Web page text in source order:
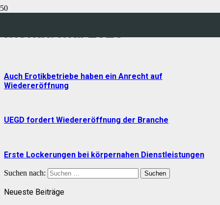
Monat:Mai 2020
Auch Erotikbetriebe haben ein Anrecht auf
Wiedereröffnung
UEGD fordert Wiedereröffnung der Branche
Erste Lockerungen bei körpernahen Dienstleistungen
Suchen nach:
Neueste Beiträge